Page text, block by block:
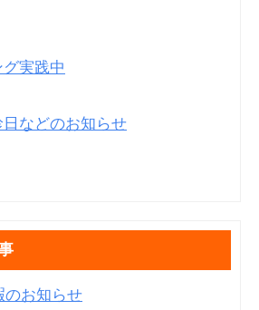
実践中
などのお知らせ
のお知らせ